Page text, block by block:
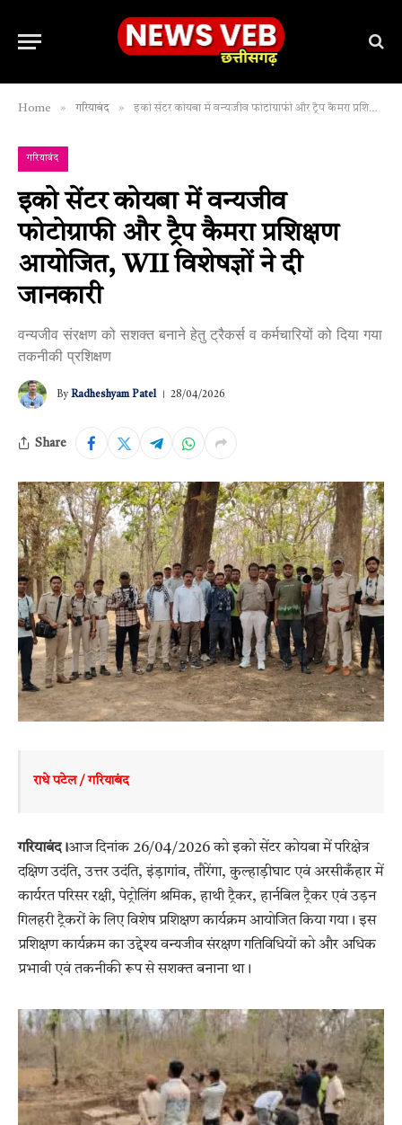
Home » गरियाबंद » इको सेंटर कोयबा में वन्यजीव फोटोग्राफी और ट्रैप कैमरा प्रशिक्षण आयोजित, WII विशेषज्ञों ने दी जानकारी
गरियाबंद
इको सेंटर कोयबा में वन्यजीव
फोटोग्राफी और ट्रैप कैमरा प्रशिक्षण
आयोजित, WII विशेषज्ञों ने दी
जानकारी
वन्यजीव संरक्षण को सशक्त बनाने हेतु ट्रैकर्स व कर्मचारियों को दिया गया
तकनीकी प्रशिक्षण
By Radheshyam Patel 28/04/2026
Share
राधे पटेल / गरियाबंद
गरियाबंद।आज दिनांक 26/04/2026 को इको सेंटर कोयबा में परिक्षेत्र
दक्षिण उदंति, उत्तर उदंति, इंड़ागांव, तौरेंगा, कुल्हाड़ीघाट एवं अरसीकँहार में
कार्यरत परिसर रक्षी, पेट्रोलिंग श्रमिक, हाथी ट्रैकर, हार्नबिल ट्रैकर एवं उड़न
गिलहरी ट्रैकरों के लिए विशेष प्रशिक्षण कार्यक्रम आयोजित किया गया। इस
प्रशिक्षण कार्यक्रम का उद्देश्य वन्यजीव संरक्षण गतिविधियों को और अधिक
प्रभावी एवं तकनीकी रूप से सशक्त बनाना था।